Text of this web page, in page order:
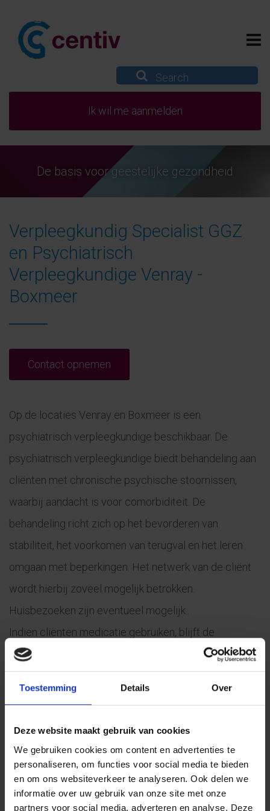
Toestemming Details Over
Deze website maakt gebruik van cookies
We gebruiken cookies om content en advertenties te
personaliseren, om functies voor social media te bieden
en om ons websiteverkeer te analyseren. Ook delen we
informatie over uw gebruik van onze site met onze
partners voor social media, adverteren en analyse. Deze
Ik wil me aanmelden
De basis voor geestelijke gezondheid
Verpleegkundig Specialist GGZ
en Psychiatrisch
Verpleegkundige Venray -
Boxmeer
Contact opnemen
Op de locaties Venray en Boxmeer is een
psychiatrisch verpleegkundige beschikbaar. De
psychiatrisch verpleegkundige biedt behandeling aan
cliënten met chronische psychische stoornissen,
waarbij aandacht is voor comorbiditeit. De
behandeling richt zich op het bevorderen van
stabiliteit, het voorkomen van terugval en het leren
omgaan met beperkingen. Het netwerk van de cliënt
wordt hierbij zoveel mogelijk betrokken.
Huisbezoeken zijn eventueel mogelijk..
Indien cliënten medicatie gebruiken, blijft de
verantwoordelijkheid voor het voorschrijven en
monitoren, inclusief bloedcontroles, bij de huisarts of
de specialistische GGZ. Een psychiatrisch
afbouwen, blijft de verantwoordelijkheid eveneens bij
de huisarts of specialistische GGZ. Dit betekent dat
bij veranderingen de cliënt door deze partij wordt